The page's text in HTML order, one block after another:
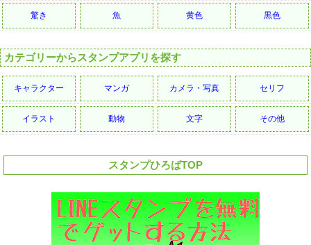
驚き 魚 黄色 黒色
カテゴリーからスタンプアプリを探す
キャラクター マンガ カメラ・写真 セリフ
イラスト 動物 文字 その他
スタンプひろばTOP